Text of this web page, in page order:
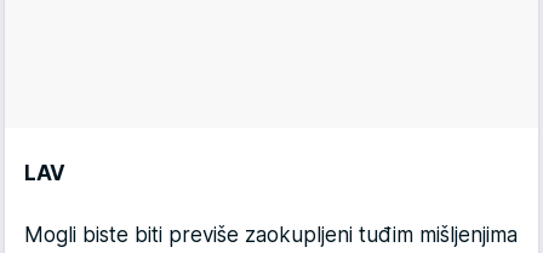
LAV
Mogli biste biti previše zaokupljeni tuđim mišljenjima